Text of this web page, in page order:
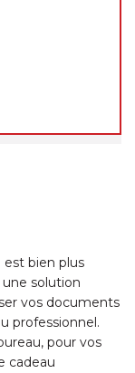
est bien plus
une solution
vos documents
professionnel.
pour vos
cadeau